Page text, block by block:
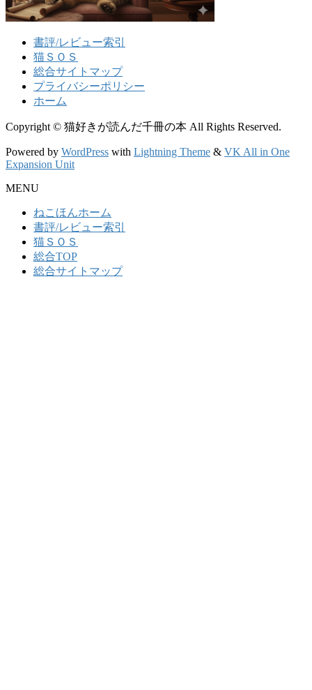
書評/レビュー索引
猫ＳＯＳ
総合サイトマップ
プライバシーポリシー
ホーム
Copyright © 猫好きが読んだ千冊の本 All Rights Reserved.
Powered by WordPress with Lightning Theme & VK All in One
Expansion Unit
MENU
ねこほんホーム
書評/レビュー索引
猫ＳＯＳ
総合TOP
総合サイトマップ